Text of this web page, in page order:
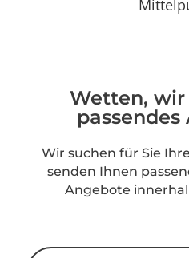
Wetten,
Wir suchen für Sie
senden Ihnen
Angebote